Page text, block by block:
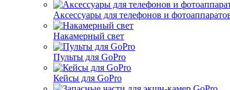
Аксессуары для телефонов и
Накамерный свет
Пульты для GoPro
Кейсы для GoPro